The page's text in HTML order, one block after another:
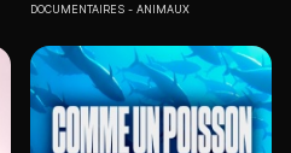
DOCUMENTAIRES ANIMAUX